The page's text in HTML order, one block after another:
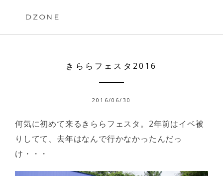
DZONE
きららフェスタ2016
2016/06/30
何気に初めて来るきららフェスタ。2年前はイベ被
りしてて、去年はなんで行かなかったんだっ
け・・・